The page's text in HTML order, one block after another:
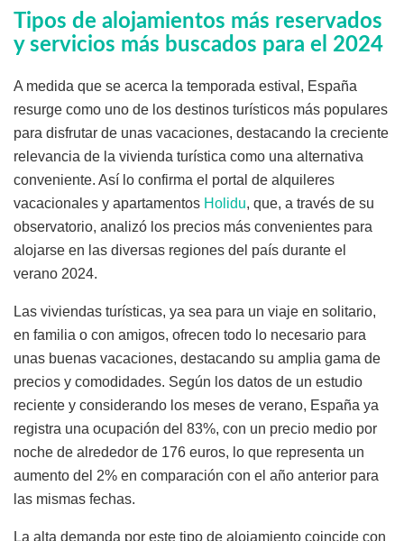
Tipos de alojamientos más reservados
y servicios más buscados para el 2024
A medida que se acerca la temporada estival, España
resurge como uno de los destinos turísticos más populares
para disfrutar de unas vacaciones, destacando la creciente
relevancia de la vivienda turística como una alternativa
conveniente. Así lo confirma el portal de alquileres
vacacionales y apartamentos Holidu, que, a través de su
observatorio, analizó los precios más convenientes para
alojarse en las diversas regiones del país durante el
verano 2024.
Las viviendas turísticas, ya sea para un viaje en solitario,
en familia o con amigos, ofrecen todo lo necesario para
unas buenas vacaciones, destacando su amplia gama de
precios y comodidades. Según los datos de un estudio
reciente y considerando los meses de verano, España ya
registra una ocupación del 83%, con un precio medio por
noche de alrededor de 176 euros, lo que representa un
aumento del 2% en comparación con el año anterior para
las mismas fechas.
La alta demanda por este tipo de alojamiento coincide con